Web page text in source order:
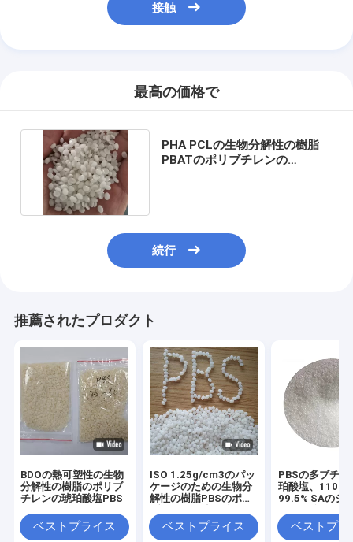
接触
最高の価格で
PHA PCLの生物分解性の樹脂
PBATのポリブチレンの
続行
推薦されたプロダクト
BDOの熱可塑性の生物
分解性の樹脂のポリブ
チレンの琥珀酸塩PBS
ベストプライス
ISO 1.25g/cm3のパッ
ケージのための生物分
解性の樹脂PBSのポリ
餌
ベストプライス
PBSの多ブチレ
珀酸塩、110-
99.5% SAのジ
ベストプラ